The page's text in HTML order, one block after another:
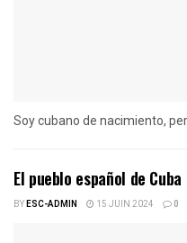
Soy cubano de nacimiento,
El pueblo español de Cuba
BYESC-ADMIN 15 JUIN 2024 0